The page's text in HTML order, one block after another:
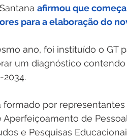
afirmou que
para a elaboração do
ano, foi instituído o GT
um diagnóstico
2034.
de
e Pesquisas